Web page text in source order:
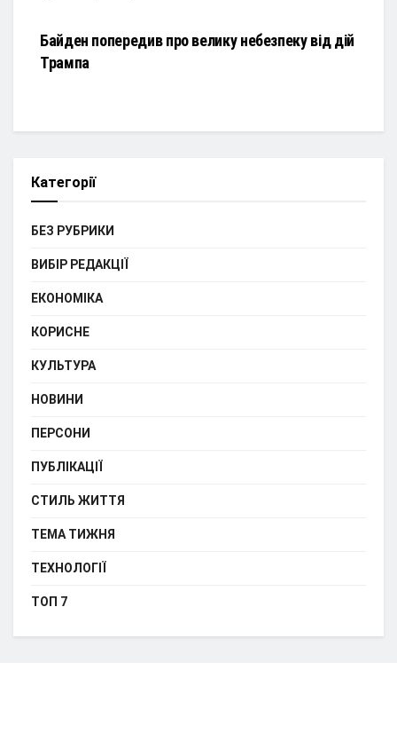
Байден попередив про велику небезпеку від дій
Трампа
Категорії
БЕЗ РУБРИКИ
ВИБІР РЕДАКЦІЇ
ЕКОНОМІКА
КОРИСНЕ
КУЛЬТУРА
НОВИНИ
ПЕРСОНИ
ПУБЛІКАЦІЇ
СТИЛЬ ЖИТТЯ
ТЕМА ТИЖНЯ
ТЕХНОЛОГІЇ
ТОП 7